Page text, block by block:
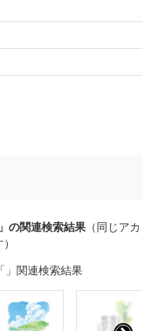
の関連検索結果 （同じアカ
」関連検索結果